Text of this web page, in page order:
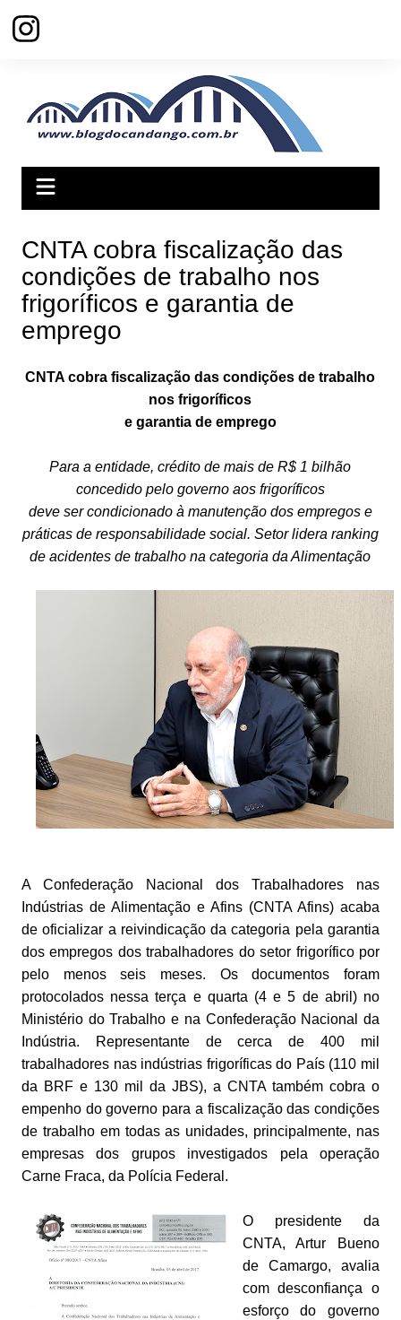
para
CNTA cobra fiscalização das
condições de trabalho nos
frigoríficos e garantia de
emprego
CNTA cobra fiscalização das condições de trabalho
nos frigoríficos
e garantia de emprego
Para a entidade, crédito de mais de R$ 1 bilhão
concedido pelo governo aos frigoríficos
deve ser condicionado à manutenção dos empregos e
práticas de responsabilidade social. Setor lidera ranking
de acidentes de trabalho na categoria da Alimentação
A Confederação Nacional dos Trabalhadores nas
Indústrias de Alimentação e Afins (CNTA Afins) acaba
de oficializar a reivindicação da categoria pela garantia
dos empregos dos trabalhadores do setor frigorífico por
pelo menos seis meses. Os documentos foram
protocolados nessa terça e quarta (4 e 5 de abril) no
Ministério do Trabalho e na Confederação Nacional da
Indústria. Representante de cerca de 400 mil
trabalhadores nas indústrias frigoríficas do País (110 mil
da BRF e 130 mil da JBS), a CNTA também cobra o
empenho do governo para a fiscalização das condições
de trabalho em todas as unidades, principalmente, nas
empresas dos grupos investigados pela operação
Carne Fraca, da Polícia Federal.
O presidente da
CNTA, Artur Bueno
de Camargo, avalia
com desconfiança o
esforço do governo